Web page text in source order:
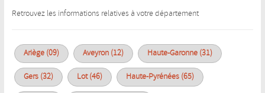
Retrouvez les informations relatives à votre département
Ariège (09) Aveyron (12) Haute-Garonne (31)
Gers (32) Lot (46) Haute-Pyrénées (65)